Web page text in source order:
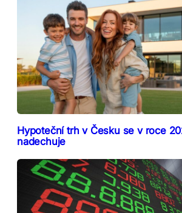
Hypoteční trh v Česku se v roce
nadechuje